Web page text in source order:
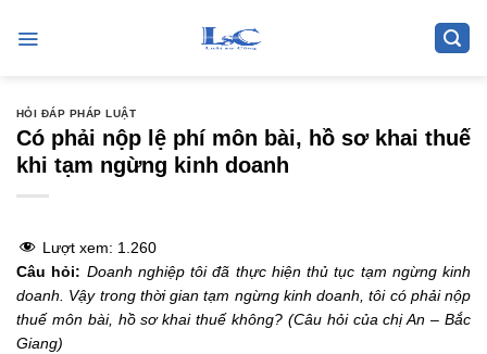
HỎI ĐÁP PHÁP LUẬT
Có phải nộp lệ phí môn bài, hồ sơ khai thuế
khi tạm ngừng kinh doanh
Lượt xem: 1.260
Câu hỏi: Doanh nghiệp tôi đã thực hiện thủ tục tạm ngừng kinh
doanh. Vậy trong thời gian tạm ngừng kinh doanh, tôi có phải nộp
thuế môn bài, hồ sơ khai thuế không? (Câu hỏi của chị An – Bắc
Giang)